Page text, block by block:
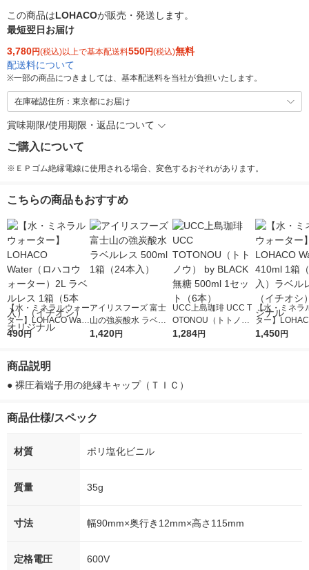
この商品はLOHACOが販売・発送します。
最短翌日お届け
3,780円(税込)以上で基本配送料550円(税込)無料
配送料について
※一部の商品につきましては、基本配送料を当社が負担いたします。
在庫確認住所：東京都にお届け
賞味期限/使用期限・返品について
ご購入について
※ＥＰゴム絶縁電線に使用される場合、変色するおそれがあります。
こちらの商品もおすすめ
【水・ミネラルウォー
ター】LOHACO Wate
r（ロハコウォータ
シ） オリジナル
490円
アイリスフーズ 富士
山の強炭酸水 ラベル
レス 500ml 1箱（24
1,420円
UCC上島珈琲 UCC T
OTONOU（トトノ
ウ） by BLACK無糖 5
1,284円
【水・ミネラ
ター】
r 410ml 1箱（
1,450円
商品説明
● 裸圧着端子用の絶縁キャップ（ＴＩＣ）
商品仕様/スペック
材質 ポリ塩化ビニル
質量 35g
寸法 幅90mm×奥行き12mm×高さ115mm
定格電圧 600V